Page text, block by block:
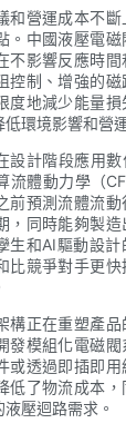
和營運成本不
。中國液壓電
不影響反應時
控制、增強的
度地減少能量
環境影響和營
設計階段應用
流體動力學（
前預測流體流
，同時能夠製
生和AI驅動設
比競爭對手更
構正在重塑產
發模組化電磁
或透過即插即
低了物流成本
壓迴路需求。